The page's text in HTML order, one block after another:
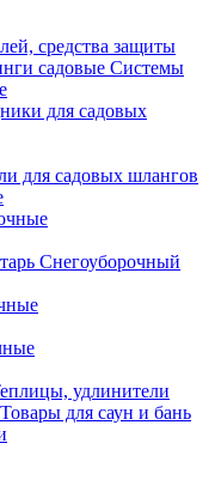
средства защиты
Системы
для садовых
для садовых шлангов
Снегоуборочный
удлинители
Товары для саун и бань